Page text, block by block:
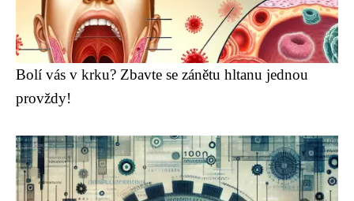
Bolí vás v krku? Zbavte se zánětu hltanu jednou
provždy!